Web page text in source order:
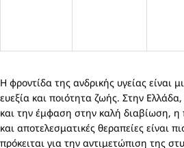
Η φροντίδα της ανδρικής υγείας είναι
ευεξία και ποιότητα ζωής. Στην
και την έμφαση στην καλή διαβίωση,
και αποτελεσματικές θεραπείες είναι
πρόκειται για την αντιμετώπιση της